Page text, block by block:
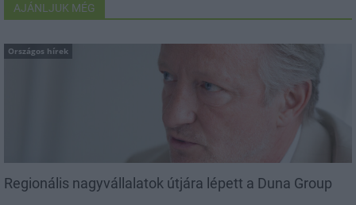
AJÁNLJUK MÉG
Országos hírek
Regionális nagyvállalatok útjára lépett a Duna Group